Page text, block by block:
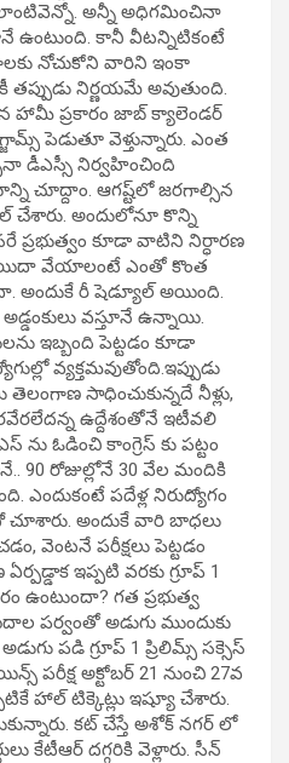
ఇలాంటివెన్నో. అన్నీ అధిగమించినా
ఉంటుంది. కానీ వీటన్నిటికంటే
నోచుకోని వారిని ఇంకా
నిర్ణయమే అవుతుంది.
హామీ ప్రకారం జాబ్ క్యాలెండర్
పెడుతూ వెళ్తున్నారు. ఎంత
డీఎస్సీ నిర్వహించింది
చూద్దాం. ఆగష్ట్‌లో జరగాల్సిన
చేశారు. అందులోనూ కొన్ని
ప్రభుత్వం కూడా వాటిని నిర్ధారణ
వేయాలంటే ఎంతో కొంత
అందుకే రీ షెడ్యూల్ అయింది.
వస్తూనే ఉన్నాయి.
ఇబ్బంది పెట్టడం కూడా
వ్యక్తమవుతోంది.ఇప్పుడు
సాధించుకున్నదే నీళ్లు,
ఉద్దేశంతోనే ఇటీవలి
ను ఓడించి కాంగ్రెస్ కు పట్టం
90 రోజుల్లోనే 30 వేల మందికి
ఎందుకంటే పదేళ్ల నిరుద్యోగం
అందుకే వారి బాధలు
వెంటనే పరీక్షలు పెట్టడం
ఇప్పటి వరకు గ్రూప్ 1
ఉంటుందా? గత ప్రభుత్వ
పర్వంతో అడుగు ముందుకు
పడి గ్రూప్ 1 ప్రిలిమ్స్ సక్సెస్
పరీక్ష అక్టోబర్ 21 నుంచి 27వ
హాల్ టిక్కెట్లు ఇష్యూ చేశారు.
కట్ చేస్తే అశోక్ నగర్ లో
కేటీఆర్ దగ్గరికి వెళ్లారు. సీన్